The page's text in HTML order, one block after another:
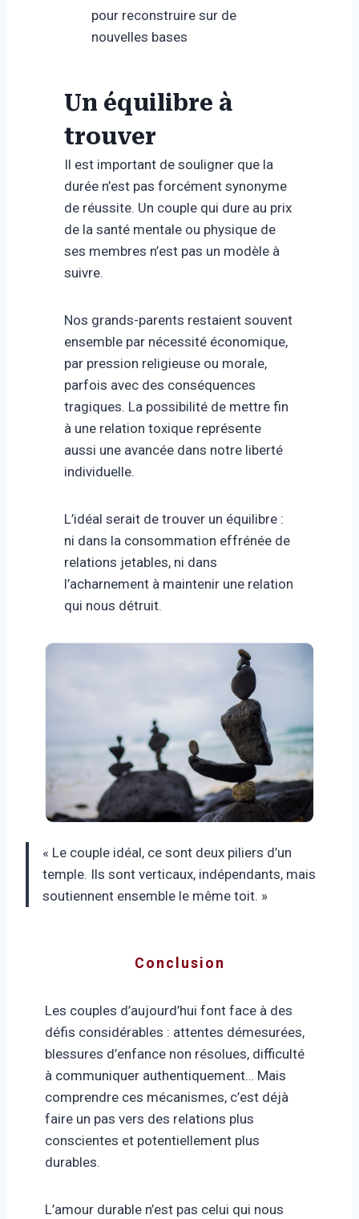
pour reconstruire sur de
nouvelles bases
Un équilibre à
trouver
Il est important de souligner que la
durée n’est pas forcément synonyme
de réussite. Un couple qui dure au prix
de la santé mentale ou physique de
ses membres n’est pas un modèle à
suivre.
Nos grands-parents restaient souvent
ensemble par nécessité économique,
par pression religieuse ou morale,
parfois avec des conséquences
tragiques. La possibilité de mettre fin
à une relation toxique représente
aussi une avancée dans notre liberté
individuelle.
L’idéal serait de trouver un équilibre :
ni dans la consommation effrénée de
relations jetables, ni dans
l’acharnement à maintenir une relation
qui nous détruit.
« Le couple idéal, ce sont deux piliers d’un
temple. Ils sont verticaux, indépendants, mais
soutiennent ensemble le même toit. »
Conclusion
Les couples d’aujourd’hui font face à des
défis considérables : attentes démesurées,
blessures d’enfance non résolues, difficulté
à communiquer authentiquement… Mais
comprendre ces mécanismes, c’est déjà
faire un pas vers des relations plus
conscientes et potentiellement plus
durables.
L’amour durable n’est pas celui qui nous